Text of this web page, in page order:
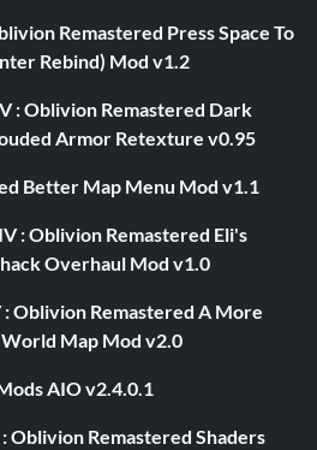
Remastered Press Space To
Rebind) Mod v1.2
: Oblivion Remastered Dark
Armor Retexture v0.95
Better Map Menu Mod v1.1
: Oblivion Remastered Eli's
Overhaul Mod v1.0
Oblivion Remastered A More
Map Mod v2.0
AIO v2.4.0.1
Oblivion Remastered Shaders